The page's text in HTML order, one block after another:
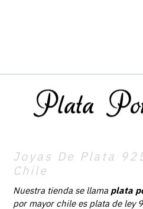
Joyas De Plata
Chile
Nuestra tienda se llama plata
por mayor chile es plata de ley